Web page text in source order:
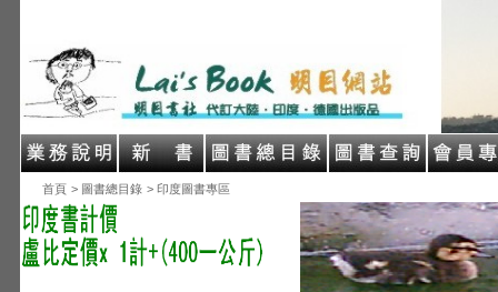
首頁 > 圖書總目錄 > 印度圖書專區